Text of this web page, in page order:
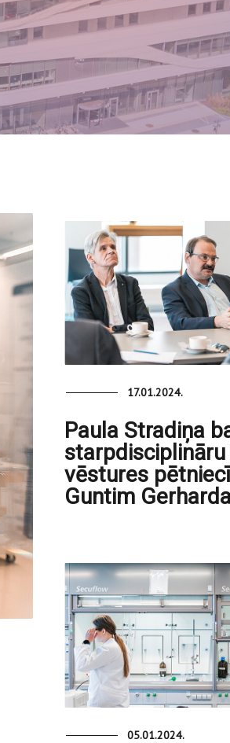
17.01.2024.
Paula Stradiņa
vēstures
Guntim
05.01.2024.